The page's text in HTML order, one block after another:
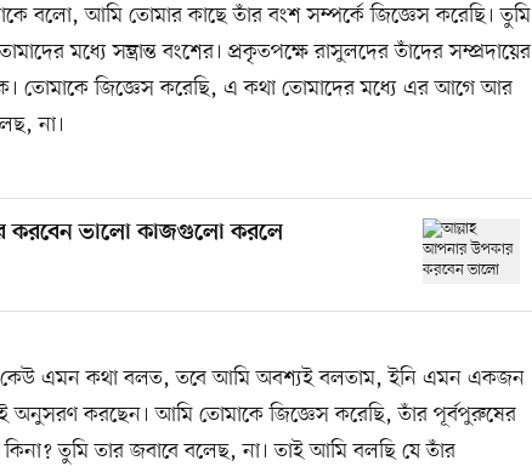
বলো, আমি তোমার কাছে তাঁর বংশ সম্পর্কে জিজ্ঞেস করেছি। তুমি
মধ্যে সম্ভ্রান্ত বংশের। প্রকৃতপক্ষে রাসুলদের তাঁদের সম্প্রদায়ের
তোমাকে জিজ্ঞেস করেছি, এ কথা তোমাদের মধ্যে এর আগে আর
না।
করবেন ভালো কাজগুলো করলে
এমন কথা বলত, তবে আমি অবশ্যই বলতাম, ইনি এমন একজন
অনুসরণ করছেন। আমি তোমাকে জিজ্ঞেস করেছি, তাঁর পূর্বপুরুষের
তুমি তার জবাবে বলেছ, না। তাই আমি বলছি যে তাঁর